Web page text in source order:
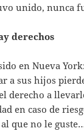
unido, nunca
derechos
en Nueva
a sus hijos
derecho a
en caso de
al que no le